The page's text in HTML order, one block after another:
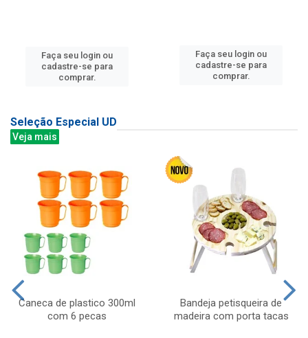
Faça seu login ou
cadastre-se para
comprar.
Faça seu login ou
cadastre-se para
comprar.
Seleção Especial UD
Veja mais
Caneca de plastico 300ml
com 6 pecas
Bandeja petisqueira de
madeira com porta tacas